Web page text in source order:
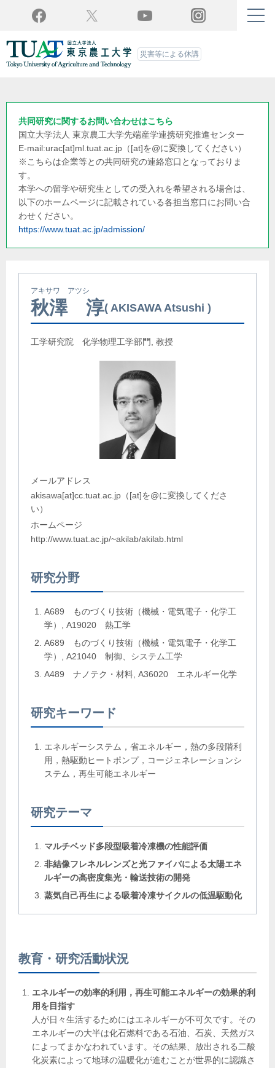
Facebook YouTube Instagram
災害等による休講
共同研究に関するお問い合わせはこちら
国立大学法人 東京農工大学先端産学連携研究推進センター
E-mail:urac[at]ml.tuat.ac.jp （[at]を@に変換してください）
※こちらは企業等との共同研究の連絡窓口となっておりま
す。
本学への留学や研究生としての受入れを希望される場合は、
以下のホームページに記載されている各担当窓口にお問い合
わせください。
https://www.tuat.ac.jp/admission/
秋澤 淳
アキサワ アツシ
AKISAWA Atsushi
工学研究院 化学物理工学部門, 教授
メールアドレス
akisawa[at]cc.tuat.ac.jp（[at]を@に変換してくださ
い）
ホームページ
http://www.tuat.ac.jp/~akilab/akilab.html
研究分野
A689 ものづくり技術（機械・電気電子・化学工
学）, A19020 熱工学
A689 ものづくり技術（機械・電気電子・化学工
学）, A21040 制御、システム工学
A489 ナノテク・材料, A36020 エネルギー化学
研究キーワード
エネルギーシステム，省エネルギー，熱の多段階利
用，熱駆動ヒートポンプ，コージェネレーションシ
ステム，再生可能エネルギー
研究テーマ
マルチベッド多段型吸着冷凍機の性能評価
非結像フレネルレンズと光ファイバによる太陽エネ
ルギーの高密度集光・輸送技術の開発
蒸気自己再生による吸着冷凍サイクルの低温駆動化
教育・研究活動状況
エネルギーの効率的利用，再生可能エネルギーの効果的利
用を目指す
人が日々生活するためにはエネルギーが不可欠です。その
エネルギーの大半は化石燃料である石油、石炭、天然ガス
によってまかなわれています。その結果、放出される二酸
化炭素によって地球の温暖化が進むことが世界的に認識さ